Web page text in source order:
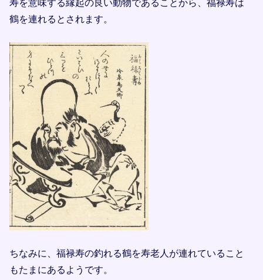
寿を意味する縁起の良い動物であることから、福禄寿は
鶴を連れるとされます。
ちなみに、福禄寿の釣れる鶴を寿老人が連れていること
もたまにあるようです。